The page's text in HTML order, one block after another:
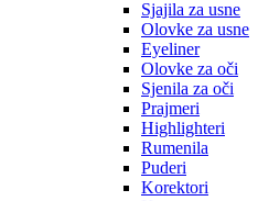
Sjajila za usne
Olovke za usne
Eyeliner
Olovke za oči
Sjenila za oči
Prajmeri
Highlighteri
Rumenila
Puderi
Korektori